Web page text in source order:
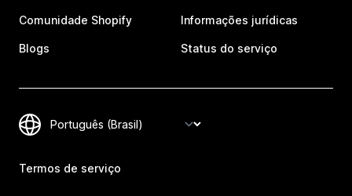
Comunidade Shopify
Blogs
Informações jurídicas
Status do serviço
Termos de serviço